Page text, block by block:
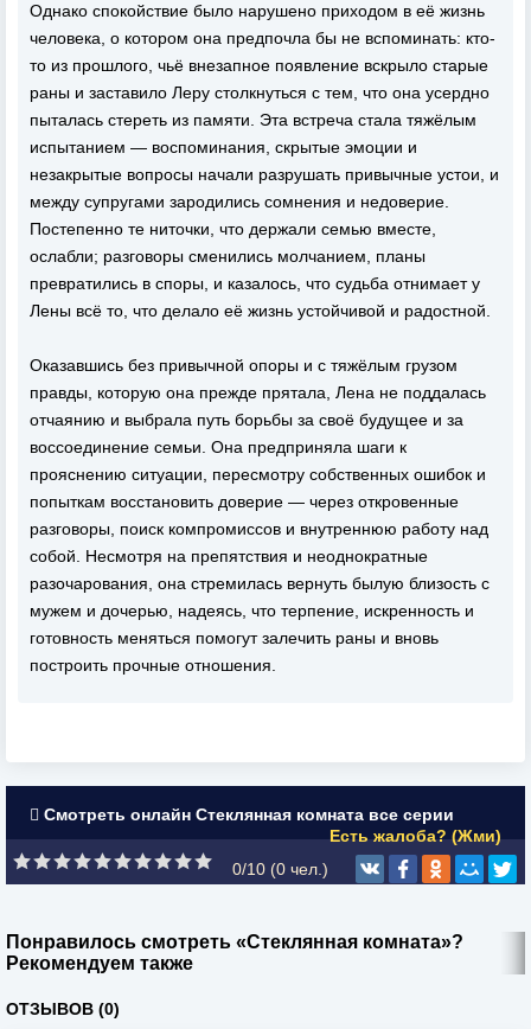
Однако спокойствие было нарушено приходом в её жизнь
человека, о котором она предпочла бы не вспоминать: кто-
то из прошлого, чьё внезапное появление вскрыло старые
раны и заставило Леру столкнуться с тем, что она усердно
пыталась стереть из памяти. Эта встреча стала тяжёлым
испытанием — воспоминания, скрытые эмоции и
незакрытые вопросы начали разрушать привычные устои, и
между супругами зародились сомнения и недоверие.
Постепенно те ниточки, что держали семью вместе,
ослабли; разговоры сменились молчанием, планы
превратились в споры, и казалось, что судьба отнимает у
Лены всё то, что делало её жизнь устойчивой и радостной.
Оказавшись без привычной опоры и с тяжёлым грузом
правды, которую она прежде прятала, Лена не поддалась
отчаянию и выбрала путь борьбы за своё будущее и за
воссоединение семьи. Она предприняла шаги к
прояснению ситуации, пересмотру собственных ошибок и
попыткам восстановить доверие — через откровенные
разговоры, поиск компромиссов и внутреннюю работу над
собой. Несмотря на препятствия и неоднократные
разочарования, она стремилась вернуть былую близость с
мужем и дочерью, надеясь, что терпение, искренность и
готовность меняться помогут залечить раны и вновь
построить прочные отношения.
Смотреть онлайн Стеклянная комната все серии
Есть жалоба? (Жми)
0/10 (0 чел.)
Понравилось смотреть «Стеклянная комната»?
Рекомендуем также
ОТЗЫВОВ (0)